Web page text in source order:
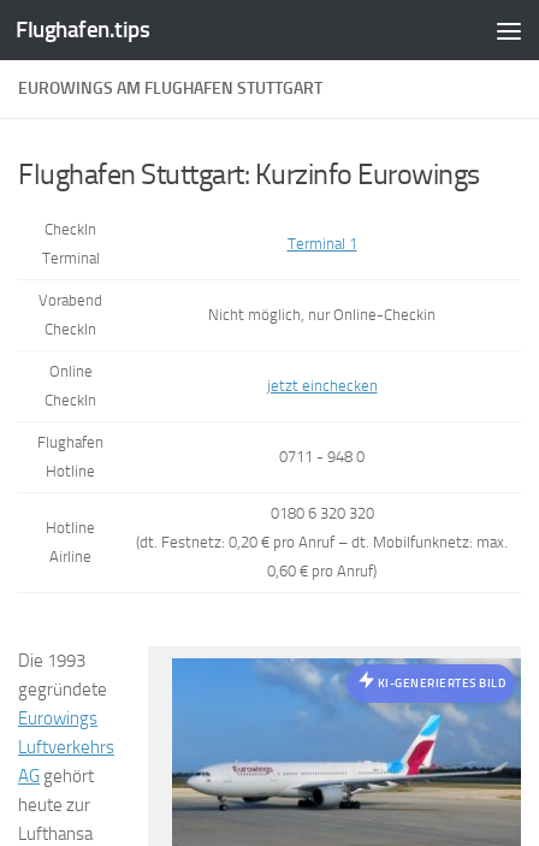
Zum Inhalt springen
Flughafen.tips
EUROWINGS AM FLUGHAFEN STUTTGART
Flughafen Stuttgart: Kurzinfo Eurowings
CheckIn
Terminal
Terminal 1
Vorabend
CheckIn
Nicht möglich, nur Online-Checkin
Online
CheckIn
jetzt einchecken
Flughafen
Hotline
0711 - 948 0
Hotline
Airline
0180 6 320 320
(dt. Festnetz: 0,20 € pro Anruf – dt. Mobilfunknetz: max.
0,60 € pro Anruf)
KI-GENERIERTES BILD
Die 1993
gegründete
Eurowings
Luftverkehrs
AG gehört
heute zur
Lufthansa